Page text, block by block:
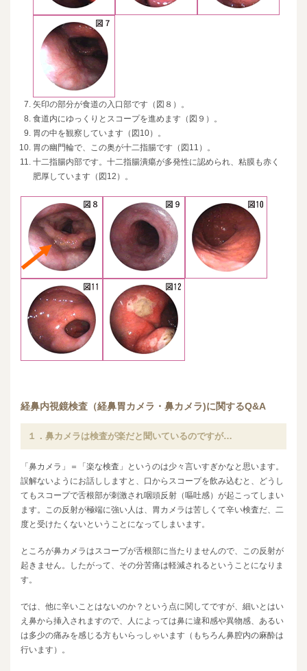
矢印の部分が食道の入口部です（図８）。
食道内にゆっくりとスコープを進めます（図９）。
胃の中を観察しています（図10）。
胃の幽門輪で、この奥が十二指腸です（図11）。
十二指腸内部です。十二指腸潰瘍が多発性に認められ、粘膜も赤く
肥厚しています（図12）。
経鼻内視鏡検査（経鼻胃カメラ・鼻カメラ)に関するQ&A
１．鼻カメラは検査が楽だと聞いているのですが…
「鼻カメラ」＝「楽な検査」というのは少々言いすぎかなと思います。
誤解ないようにお話ししますと、口からスコープを飲み込むと、どうし
てもスコープで舌根部が刺激され咽頭反射（嘔吐感）が起こってしまい
ます。この反射が極端に強い人は、胃カメラは苦しくて辛い検査だ、二
度と受けたくないということになってしまいます。
ところが鼻カメラはスコープが舌根部に当たりませんので、この反射が
起きません。したがって、その分苦痛は軽減されるということになりま
す。
では、他に辛いことはないのか？という点に関してですが、細いとはい
え鼻から挿入されますので、人によっては鼻に違和感や異物感、あるい
は多少の痛みを感じる方もいらっしゃいます（もちろん鼻腔内の麻酔は
行います）。